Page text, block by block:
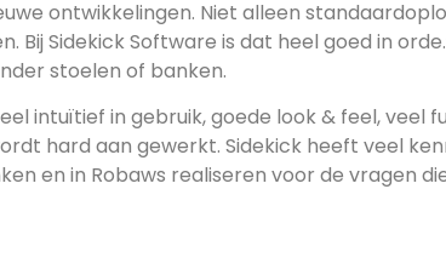
ontwikkelingen. Niet alleen
Bij Sidekick Software is dat heel goed in
stoelen of banken.
intuïtief in gebruik, goede look & feel, veel
hard aan gewerkt. Sidekick heeft veel
en in Robaws realiseren voor de vragen